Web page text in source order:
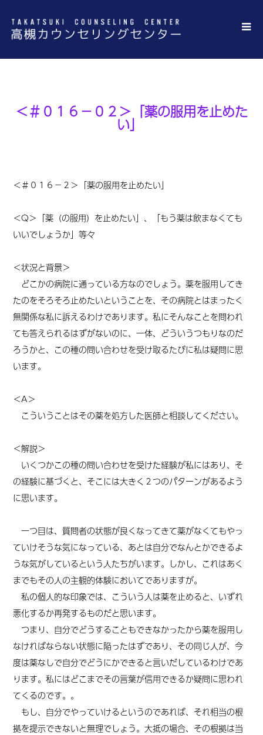
＜＃０１６－０２＞「薬の服用を止めた
い」
＜＃０１６－２＞「薬の服用を止めたい」
＜Q＞「薬（の服用）を止めたい」、「もう薬は飲まなくても
いいでしょうか」等々
＜状況と背景＞
どこかの病院に通っている方なのでしょう。薬を服用してき
たのをそろそろ止めたいということを、その病院とはまったく
無関係な私に訴えるわけであります。私にそんなことを問われ
ても答えられるはずがないのに、一体、どういうつもりなのだ
ろうかと、この種の問い合わせを受け取るたびに私は疑問に思
います。
＜A＞
こういうことはその薬を処方した医師と相談してください。
＜解説＞
いくつかこの種の問い合わせを受けた経験が私にはあり、 そ
の経験に基づくと、そこには大きく２つのパターンがあるよう
に思います。
一つ目は、質問者の状態が良くなってきて薬がなくてもやっ
ていけそうな気になっている、あとは自分でなんとかできるよ
うな気がしているという人たちがいます。 しかし、これはあく
までもその人の主観的体験においてでありますが。
私の個人的な印象では、こういう人は薬を止めると、いずれ
悪化するか再発するものだと思います。
つまり、自分でどうすることもできなかったから薬を服用し
なければならない状態に陥ったはずであり、その同じ人が、今
度は薬なしで自分でどうにかできると言いだしているわけであ
ります。私にはどこまでその言葉が信用できるか疑問に思われ
てくるのです。 。
もし、自分でやっていけるというのであれば、それ相当の根
拠を提示できないと無理でしょう。大抵の場合、その根拠は当